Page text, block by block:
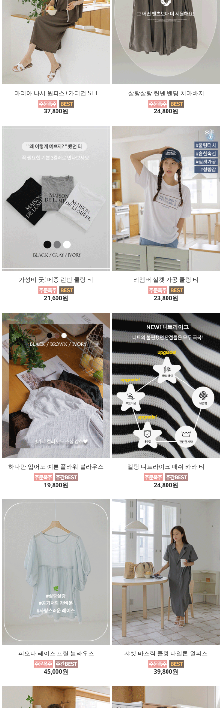
마리아 나시 원피스+가디건 SET
37,800원
살랑살랑 린넨 밴딩 치마바지
24,800원
가성비 굿! 메종 린넨 쿨링 티
21,600원
리멤버 실켓 가공 쿨링 티
23,800원
하나만 입어도 예쁜 플라워 블라우스
19,800원
멜팅 니트라이크 매쉬 카라 티
24,800원
피오나 레이스 프릴 블라우스
45,000원
샤벳 바스락 쿨링 나일론 원피스
39,800원